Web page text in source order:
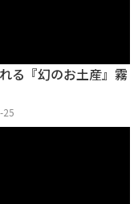
る『幻のお土産』霧
25